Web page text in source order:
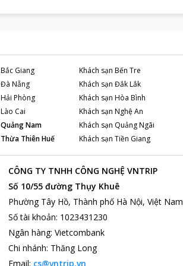
Bắc Giang Khách sạn Bến Tre
Đà Nẵng Khách sạn Đắk Lắk
Hải Phòng Khách sạn Hòa Bình
Lào Cai Khách sạn Nghệ An
Quảng Nam Khách sạn Quảng Ngãi
Thừa Thiên Huế Khách sạn Tiền Giang
CÔNG TY TNHH CÔNG NGHỆ VNTRIP
Số 10/55 đường Thụy Khuê
Phường Tây Hồ, Thành phố Hà Nội, Việt Nam
Số tài khoản: 1023431230
Ngân hàng: Vietcombank
Chi nhánh: Thăng Long
Email: cs@vntrip.vn